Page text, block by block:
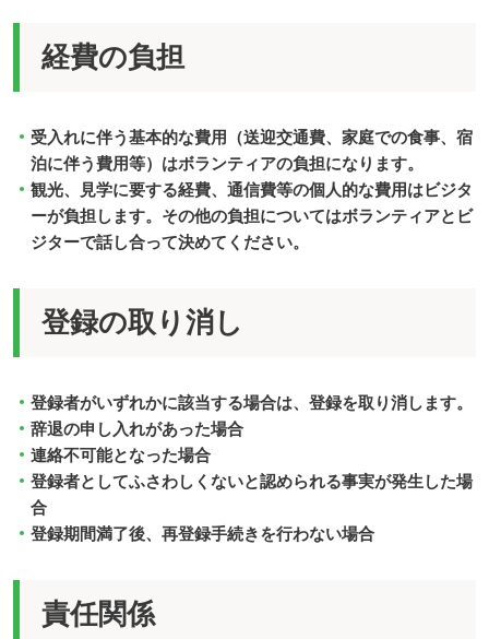
経費の負担
受入れに伴う基本的な費用（送迎交通費、家庭での食事、宿
泊に伴う費用等）はボランティアの負担になります。
観光、見学に要する経費、通信費等の個人的な費用はビジタ
ーが負担します。その他の負担についてはボランティアとビ
ジターで話し合って決めてください。
登録の取り消し
登録者がいずれかに該当する場合は、登録を取り消します。
辞退の申し入れがあった場合
連絡不可能となった場合
登録者としてふさわしくないと認められる事実が発生した場
合
登録期間満了後、再登録手続きを行わない場合
責任関係